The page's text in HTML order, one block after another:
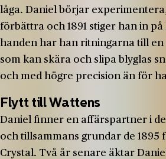
låga. Daniel börjar
förbättra och 1891 stiger han in
handen har han ritningarna till
som kan skära och slipa blyglas
och med högre precision än för
Flytt till Wattens
Daniel finner en affärspartner i
och tillsammans grundar de 1895
Crystal. Två år senare äktar